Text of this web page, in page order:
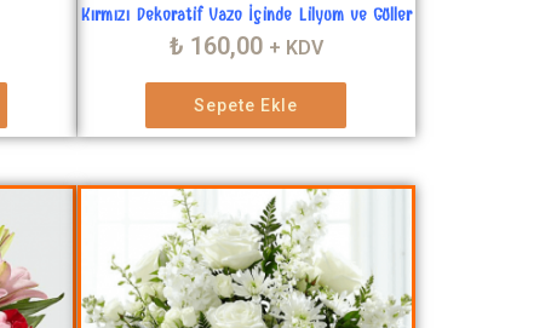
Kırmızı Dekoratif Vazo İçinde Lilyum ve Güller
₺ 160,00 + KDV
Sepete Ekle